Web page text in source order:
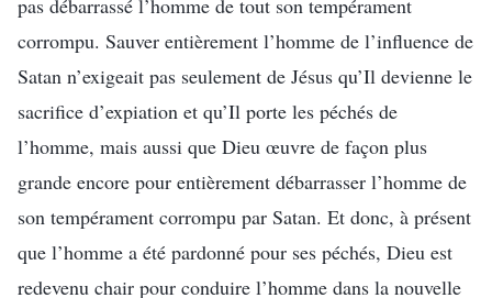
même. Certains disent peut-être que ce n’est pas une
grande chose et ne peut pas amener l’homme à l’extase.
Néanmoins, Je te dirai que l’œuvre de Dieu n’est pas
seulement cela, mais bien plus, quelque chose de bien
plus grand.
Cette fois, Dieu vient faire Son œuvre non dans un corps
spirituel, mais dans un corps très ordinaire. Non
seulement est-ce le corps de la deuxième incarnation de
Dieu, mais aussi celui dans lequel Dieu revient
S’incarner. C’est une chair très ordinaire. En Lui, tu ne
peux rien voir qui soit différent des autres, mais tu peux
recevoir de Lui les vérités que tu n’as jamais entendues
avant. Cette chair insignifiante est l’incarnation de toutes
corrompu. Sauver entièrement l’homme de l’influence de
Satan n’exigeait pas seulement de Jésus qu’Il devienne le
sacrifice d’expiation et qu’Il porte les péchés de
l’homme, mais aussi que Dieu œuvre de façon plus
grande encore pour entièrement débarrasser l’homme de
son tempérament corrompu par Satan. Et donc, à présent
que l’homme a été pardonné pour ses péchés, Dieu est
redevenu chair pour conduire l’homme dans la nouvelle